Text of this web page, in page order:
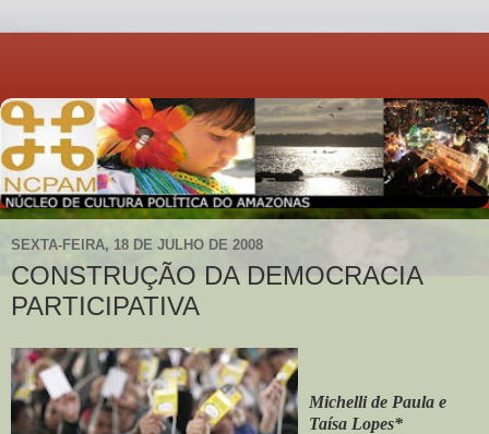
SEXTA-FEIRA, 18 DE JULHO DE 2008
CONSTRUÇÃO DA DEMOCRACIA
PARTICIPATIVA
Michelli de Paula e
Taísa Lopes*